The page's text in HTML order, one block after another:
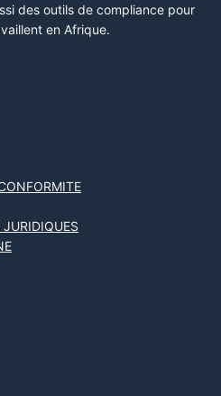
des outils de compliance pour
en Afrique.
JURIDIQUES